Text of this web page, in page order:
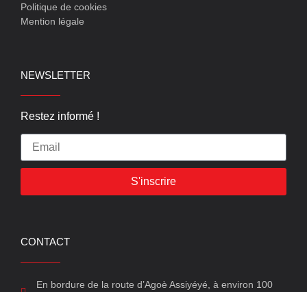
Politique de cookies
Mention légale
NEWSLETTER
Restez informé !
S'inscrire
CONTACT
En bordure de la route d’Agoè Assiyéyé, à environ 100